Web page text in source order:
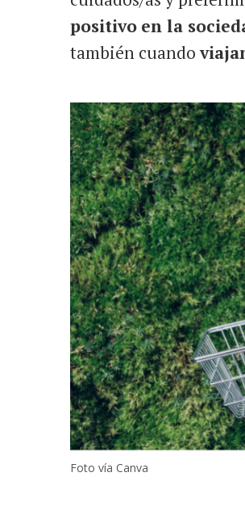
positivo en la
también cuando
Foto vía Canva